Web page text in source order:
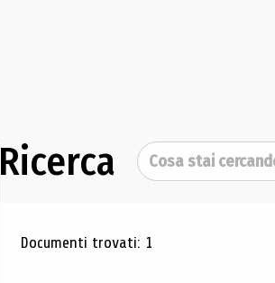
Ricerca Cerca
Risultati di ricerca
Documenti trovati: 1